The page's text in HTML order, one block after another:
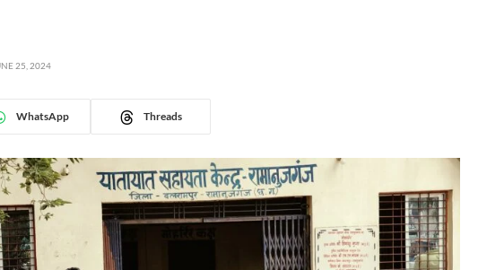
25, 2024
WhatsApp Threads